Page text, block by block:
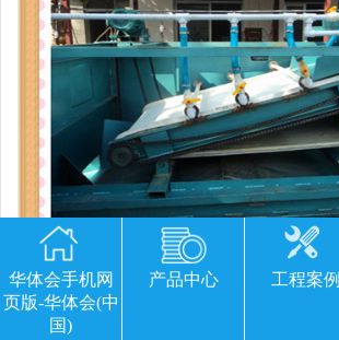
华体会手机网
页版-华体会(中
国)
产品中心 工程案例